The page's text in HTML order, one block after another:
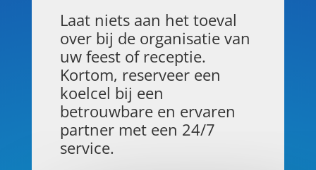
Laat niets aan het toeval
over bij de organisatie van
uw feest of receptie.
Kortom, reserveer een
koelcel bij een
betrouwbare en ervaren
partner met een 24/7
service.